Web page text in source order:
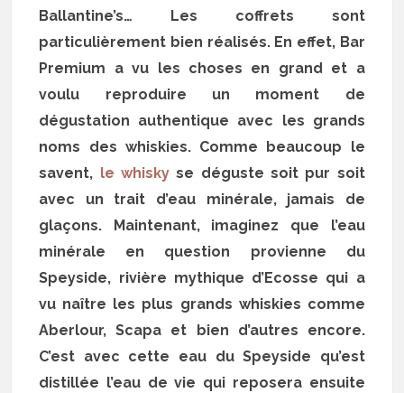
Ballantine’s… Les coffrets sont
particulièrement bien réalisés. En effet, Bar
Premium a vu les choses en grand et a
voulu reproduire un moment de
dégustation authentique avec les grands
noms des whiskies. Comme beaucoup le
savent, le whisky se déguste soit pur soit
avec un trait d’eau minérale, jamais de
glaçons. Maintenant, imaginez que l’eau
minérale en question provienne du
Speyside, rivière mythique d’Ecosse qui a
vu naître les plus grands whiskies comme
Aberlour, Scapa et bien d’autres encore.
C’est avec cette eau du Speyside qu’est
distillée l’eau de vie qui reposera ensuite